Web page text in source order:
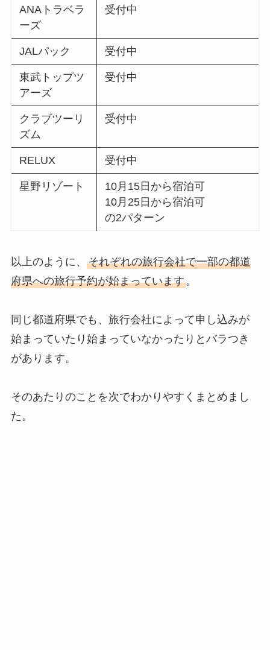
ANAトラベラ
ーズ
受付中
JALパック 受付中
東武トップツ
アーズ
受付中
クラブツーリ
ズム
受付中
RELUX 受付中
星野リゾート
10月15日から宿泊可
10月25日から宿泊可
の2パターン
以上のように、 それぞれの旅行会社で一部の都道
府県への旅行予約が始まっています。
同じ都道府県でも、旅行会社によって申し込みが
始まっていたり始まっていなかったりとバラつき
があります。
そのあたりのことを次でわかりやすくまとめまし
た。